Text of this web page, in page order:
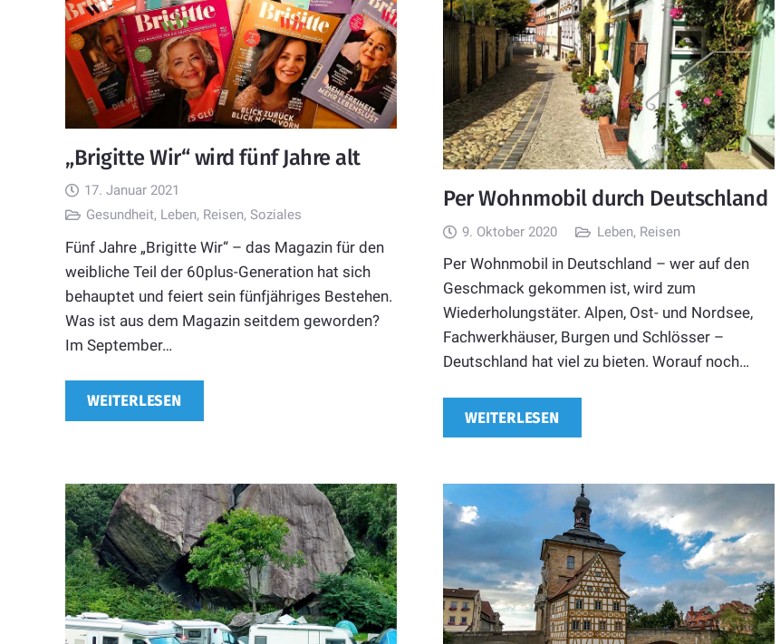
„Brigitte Wir“ wird fünf Jahre alt
17. Januar 2021
Gesundheit, Leben, Reisen,Soziales
Fünf Jahre „Brigitte Wir“ – das Magazin für den
weibliche Teil der 60plus-Generation hat sich
behauptet und feiert sein fünfjähriges Bestehen.
Was ist aus dem Magazin seitdem geworden?
Im September…
WEITERLESEN
Per Wohnmobil durch Deutschland
9. Oktober 2020 Leben, Reisen
Per Wohnmobil in Deutschland – wer auf den
Geschmack gekommen ist, wird zum
Wiederholungstäter. Alpen, Ost- und Nordsee,
Fachwerkhäuser, Burgen und Schlösser –
Deutschland hat viel zu bieten. Worauf noch…
WEITERLESEN